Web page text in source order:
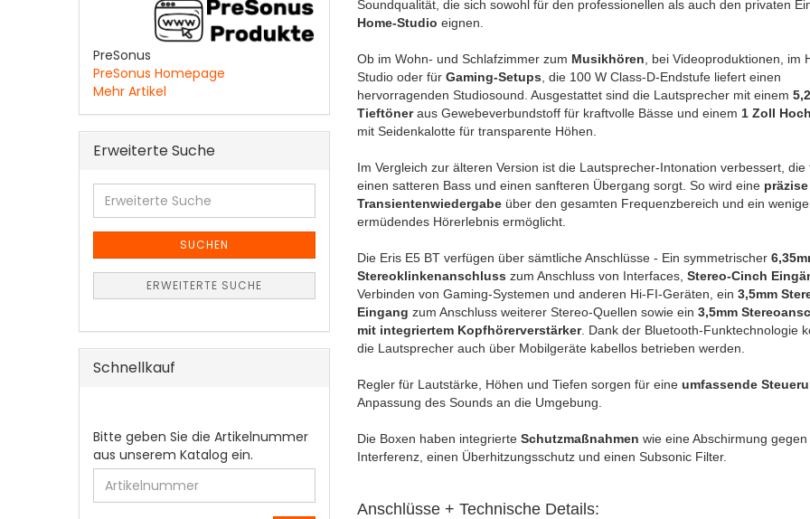
Soundqualität, die sich sowohl für den professionellen als auch den privaten
Home-Studio eignen.
Ob im Wohn- und Schlafzimmer zum Musikhören , bei Videoproduktionen, im
Studio oder für Gaming-Setups , die 100 W Class-D-Endstufe liefert einen
hervorragenden Studiosound. Ausgestattet sind die Lautsprecher mit einem
Tieftöneraus Gewebeverbundstoff für kraftvolle Bässe und einem 1 Zoll
mit Seidenkalotte für transparente Höhen.
Im Vergleich zur älteren Version ist die Lautsprecher-Intonation verbessert, die
einen satteren Bass und einen sanfteren Übergang sorgt. So wird einepräzise
Transientenwiedergabeüber den gesamten Frequenzbereich und ein
ermüdendes Hörerlebnis ermöglicht.
Die Eris E5 BT verfügen über sämtliche Anschlüsse - Ein symmetrischer
Stereoklinkenanschluss zum Anschluss von Interfaces, Stereo-Cinch
Verbinden von Gaming-Systemen und anderen Hi-FI-Geräten, ein 3,5mm
Eingang zum Anschluss weiterer Stereo-Quellen sowie ein 3,5mm
mit integriertem Kopfhörerverstärker. Dank der Bluetooth-Funktechnologie
die Lautsprecher auch über Mobilgeräte kabellos betrieben werden.
Regler für Lautstärke, Höhen und Tiefen sorgen für eine umfassende
Anpassung des Sounds an die Umgebung.
Die Boxen haben integrierte Schutzmaßnahmen wie eine Abschirmung gegen
Interferenz, einen Überhitzungsschutz und einen Subsonic Filter.
Anschlüsse + Technische Details:
PreSonus
PreSonus Homepage
Mehr Artikel
Erweiterte Suche
Erweiterte
Suche
SUCHEN
ERWEITERTE SUCHE
Schnellkauf
BITTE
GEBEN
SIE
DIE
ARTIKELNUMMER
Bitte geben Sie die Artikelnummer
aus unserem Katalog ein.